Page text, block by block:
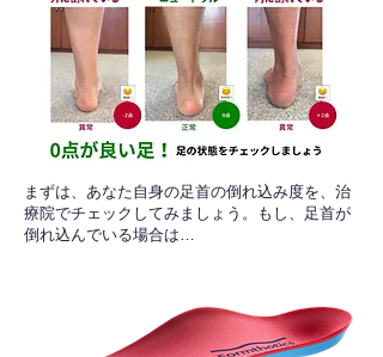
​まずは、あなた自身の足首の倒れ込み度を、治
療院でチェックしてみましょう。もし、足首が
倒れ込んでいる場合は…